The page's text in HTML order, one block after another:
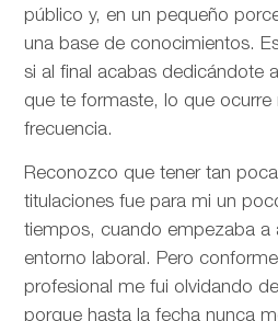
público y, en un pequeño
una base de conocimientos.
si al final acabas dedicándote
que te formaste, lo que ocurre
frecuencia.
Reconozco que tener tan
titulaciones fue para mi un
tiempos, cuando empezaba a
entorno laboral. Pero
profesional me fui olvidando